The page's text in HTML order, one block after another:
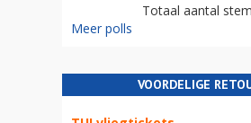
Totaal aantal
Meer polls
VOORDELIGE